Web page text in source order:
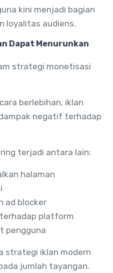
kini menjadi bagian
loyalitas audiens.
Dapat Menurunkan
strategi monetisasi
berlebihan, iklan
negatif terhadap
terjadi antara lain:
halaman
ad blocker
platform
pengguna
strategi iklan modern
jumlah tayangan.